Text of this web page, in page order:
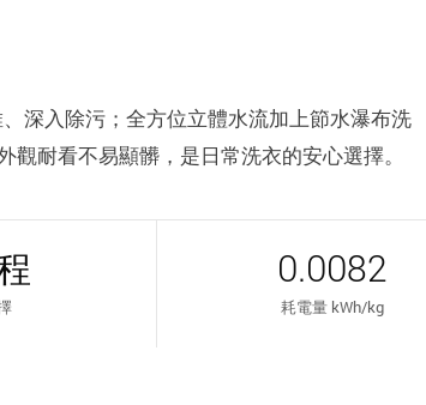
深入除污；全方位立體水流加上節水瀑布洗
耐看不易顯髒，是日常洗衣的安心選擇。
0.0082
耗電量 kWh/kg